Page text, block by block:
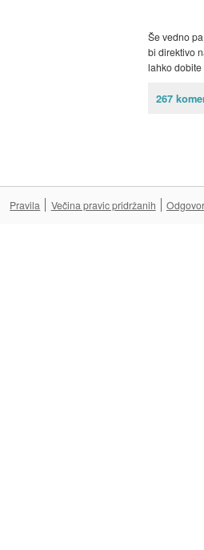
Še vedno
bi direktivo
lahko dobite
267
Pravila Večina pravic pridržanih